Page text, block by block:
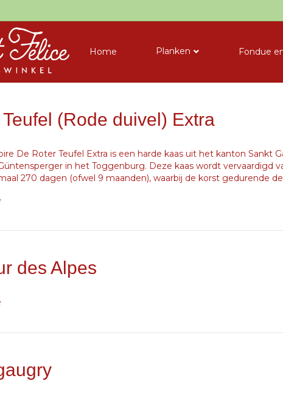
Home Planken Fondue
(Rode duivel) Extra
De Roter Teufel Extra is een harde kaas uit het kanton Sankt
in het Toggenburg. Deze kaas wordt vervaardigd
270 dagen (ofwel 9 maanden), waarbij de korst gedurende
des Alpes